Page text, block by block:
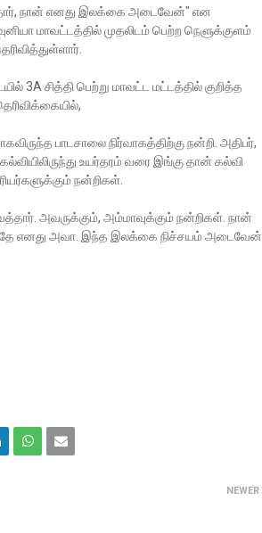
நான் எனது இலக்கை அடைவேன்" என
மாவட்டத்தில் முதலிடம் பெற்ற நெளுக்குளம்
3A சித்தி பெற்று மாவட்ட மட்டத்தில் குறித்த
பாடசாலை நிர்வாகத்திற்கு நன்றி. அதிபர்,
உயர்தரம் வரை இங்கு தான் கல்வி
நன்றிகள்.
அவருக்கும், அம்மாவுக்கும் நன்றிகள். நான்
எனது அவா. இந்த இலக்கை நிச்சயம் அடைவேன்
NEWER